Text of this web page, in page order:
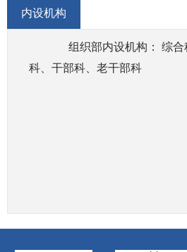
规草案并组织实施，指导全国
内设机构
组织部内设机构： 综合
科、干部科、老干部科